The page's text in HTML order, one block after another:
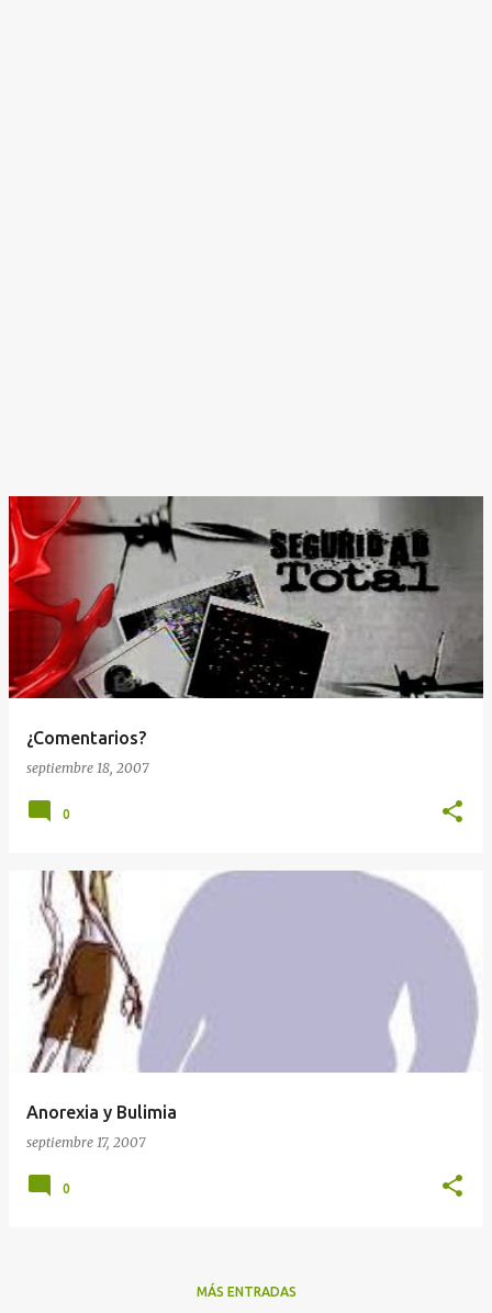
¿Comentarios?
septiembre 18, 2007
0
Anorexia y Bulimia
septiembre 17, 2007
0
MÁS ENTRADAS